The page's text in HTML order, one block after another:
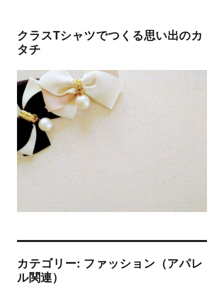
クラスTシャツでつくる思い出のカ
タチ
カテゴリー: ファッション（アパレ
ル関連）